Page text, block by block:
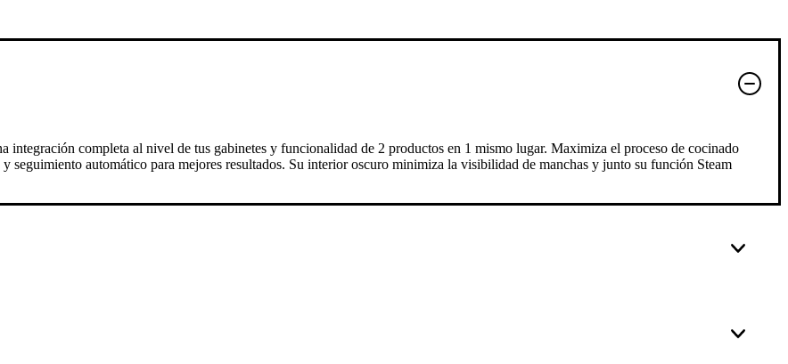
integración completa al nivel de tus gabinetes y funcionalidad de 2 productos en 1 mismo lugar. Maximiza el proceso de cocinado
seguimiento automático para mejores resultados. Su interior oscuro minimiza la visibilidad de manchas y junto su función Steam